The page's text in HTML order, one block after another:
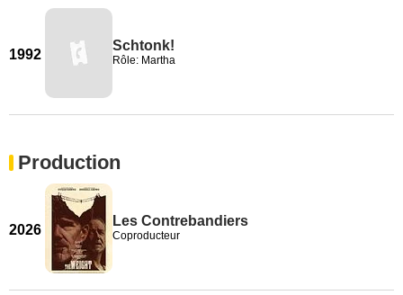
1992
Schtonk!
Rôle: Martha
Production
2026
Les Contrebandiers
Coproducteur